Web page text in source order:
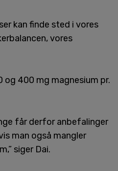
kan finde sted i vores
vores
400 mg magnesium pr.
får derfor anbefalinger
man også mangler
siger Dai.